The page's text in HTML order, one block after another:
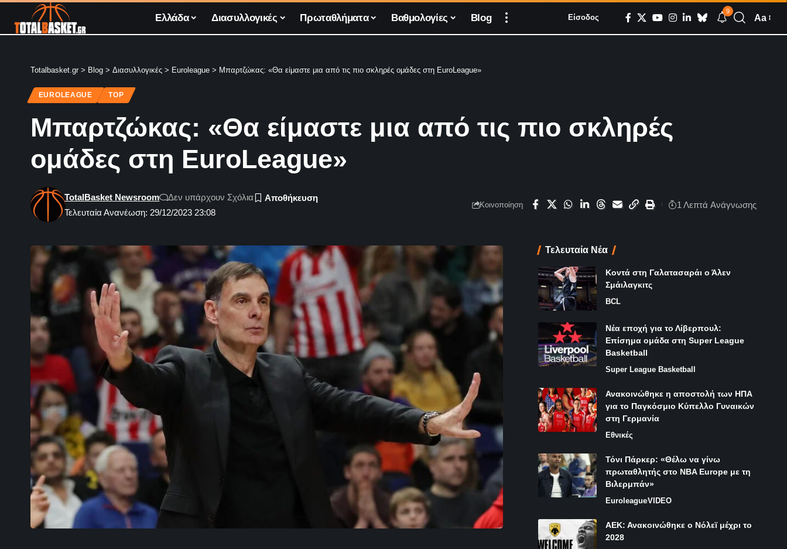
Ελλάδα Διασυλλογικές Πρωταθλήματα Βαθμολογίες Blog Είσοδος
9
Aa
Totalbasket.gr > Blog > Διασυλλογικές > Euroleague > Μπαρτζώκας: «Θα είμαστε μια από τις πιο σκληρές ομάδες στη EuroLeague»
EUROLEAGUE TOP
Μπαρτζώκας: «Θα είμαστε μια από τις πιο σκληρές
ομάδες στη EuroLeague»
Τελευταία Ανανέωση: 29/12/2023 23:08
TotalBasket Newsroom Δεν υπάρχουν Σχόλια
Κοινοποίηση 1 Λεπτά Aνάγνωσης
Τελευταία Νέα
Κοντά στη Γαλατασαράι ο Άλεν
Σμάιλαγκιτς
BCL
Νέα εποχή για το Λίβερπουλ:
Επίσημα ομάδα στη Super League
Basketball
Super League Basketball
Ανακοινώθηκε η αποστολή των ΗΠΑ
για το Παγκόσμιο Κύπελλο Γυναικών
στη Γερμανία
Εθνικές
Τόνι Πάρκερ: «Θέλω να γίνω
πρωταθλητής στο NBA Europe με τη
Βιλερμπάν»
EuroleagueVIDEO
ΑΕΚ: Ανακοινώθηκε ο Νόλεϊ μέχρι το
2028